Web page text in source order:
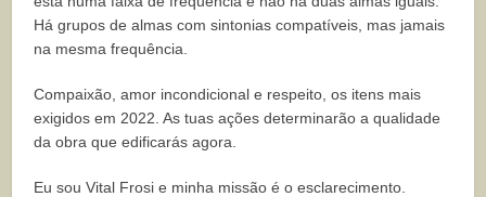
Há grupos de almas com sintonias compatíveis, mas jamais
na mesma frequência.
Compaixão, amor incondicional e respeito, os itens mais
exigidos em 2022. As tuas ações determinarão a qualidade
da obra que edificarás agora.
Eu sou Vital Frosi e minha missão é o esclarecimento.